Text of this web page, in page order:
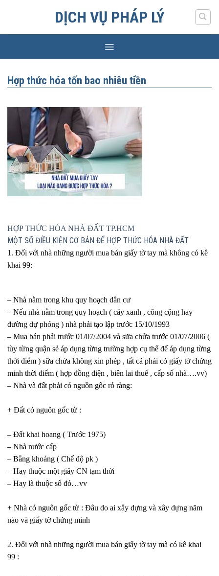
DỊCH VỤ PHÁP LÝ
Hợp thức hóa tốn bao nhiêu tiền
HỢP THỨC HÓA NHÀ ĐẤT TP.HCM
MỘT SỐ ĐIỀU KIỆN CƠ BẢN ĐỂ HỢP THỨC HÓA NHÀ ĐẤT
1. Đối với nhà những người mua bán giấy tờ tay mà không có kê
khai 99:
– Nhà nằm trong khu quy hoạch dân cư
– Nếu nhà nằm trong quy hoạch ( cây xanh , công cộng hay
đường dự phóng ) nhà phải tạo lập trước 15/10/1993
– Mua bán phải trước 01/07/2004 và sữa chửa trước 01/07/2006 (
tùy từng quận sẻ áp dụng từng trường hợp cụ thể để áp dụng từng
thời điểm ) sữa chửa không xin phép , tất cả phải có giấy tờ chứng
minh thời điểm ( hợp đồng điện , biên lai thuế , cấp số nhà….vv)
– Nhà và đất phải có nguồn gốc rỏ ràng:
+ Đất có nguôn gốc từ :
– Đất khai hoang ( Trước 1975)
– Nhà nước cấp
– Bằng khoáng ( Chế độ pk )
– Hay thuộc một giây CN tạm thời
– Hay là thuộc sổ đỏ…vv
+ Nhà có nguôn gốc từ : Đâu do ai xây dựng và xây dựng năm
nào và giấy tờ chứng minh
2. Đối với nhà những người mua bán giấy tờ tay mà có kê khai
99 :